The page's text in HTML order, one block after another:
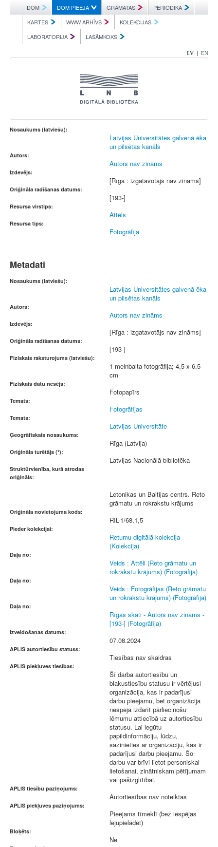
DOM DOM PIEEJA GRĀMATAS
PERIODIKA
KARTES
WWW ARHĪVS
KOLEKCIJAS
LABORATORIJA
LASĀMKOKS
LV | EN
Nosaukums (latviešu):
Latvijas Universitātes galvenā ēka
un pilsētas kanāls
Autors:
Autors nav zināms
Izdevējs:
[Rīga : izgatavotājs nav zināms]
Oriģināla radīšanas datums:
[193-]
Resursa virstips:
Attēls
Resursa tips:
Fotogrāfija
Metadati
Nosaukums (latviešu):
Latvijas Universitātes galvenā ēka
un pilsētas kanāls
Autors:
Autors nav zināms
Izdevējs:
[Rīga : izgatavotājs nav zināms]
Oriģināla radīšanas datums:
[193-]
Fiziskais raksturojums (latviešu):
1 melnbalta fotogrāfija; 4,5 x 6,5
cm
Fiziskais datu nesējs:
Fotopapīrs
Temats:
Fotogrāfijas
Temats:
Latvijas Universitāte
Ģeogrāfiskais nosaukums:
Rīga (Latvija)
Oriģināla turētājs (*):
Latvijas Nacionālā bibliotēka
Struktūrvienība, kurā atrodas
oriģināls:
Letonikas un Baltijas centrs. Reto
grāmatu un rokrakstu krājums
Oriģināla novietojuma kods:
RIL-1/68,1,5
Pieder kolekcijai:
Retumu digitālā kolekcija
(Kolekcija)
Daļa no:
Veids : Attēli (Reto grāmatu un
rokrakstu krājums) (Fotogrāfija)
Daļa no:
Veids : Fotogrāfijas (Reto grāmatu
un rokrakstu krājums) (Fotogrāfija)
Daļa no:
Rīgas skati - Autors nav zināms -
[193-] (Fotogrāfija)
Izveidošanas datums:
07.08.2024
APLIS autortiesību statuss:
Tiesības nav skaidras
APLIS piekļuves tiesības:
Šī darba autortiesību un
blakustiesību statusu ir vērtējusi
organizācija, kas ir padarījusi
darbu pieejamu, bet organizācija
nespēja izdarīt pārliecinošu
lēmumu attiecībā uz autortiesību
statusu. Lai iegūtu
papildinformāciju, lūdzu,
sazinieties ar organizāciju, kas ir
padarījusi darbu pieejamu. Šo
darbu var brīvi lietot personiskai
lietošanai, zinātniskam pētījumam
vai pašizglītībai.
APLIS tiesību paziņojums:
Autortiesības nav noteiktas
APLIS piekļuves paziņojums:
Pieejams tīmeklī (bez iespējas
lejupielādēt)
Bloķēts:
Nē